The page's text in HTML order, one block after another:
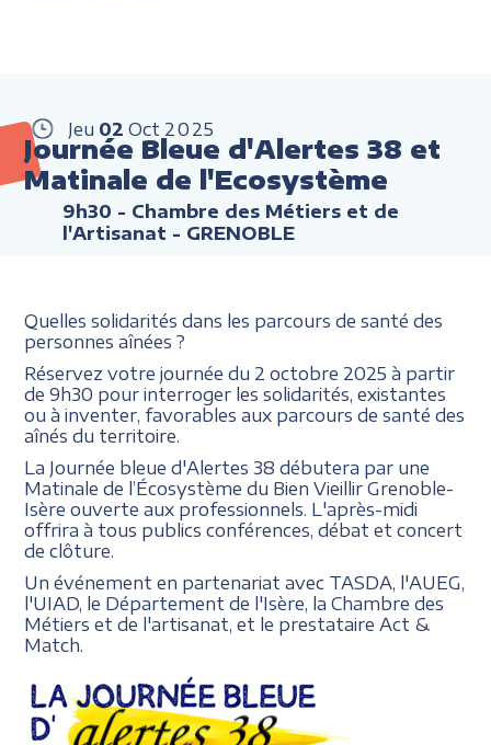
Jeu 02 Oct 2025
Journée Bleue d'Alertes 38 et
Matinale de l'Ecosystème
9h30 - Chambre des Métiers et de
l'Artisanat - GRENOBLE
Quelles solidarités dans les parcours de santé des
personnes aînées ?
Réservez votre journée du 2 octobre 2025 à partir
de 9h30 pour interroger les solidarités, existantes
ou à inventer, favorables aux parcours de santé des
aînés du territoire.
La Journée bleue d'Alertes 38 débutera par une
Matinale de l’Écosystème du Bien Vieillir Grenoble-
Isère ouverte aux professionnels. L'après-midi
offrira à tous publics conférences, débat et concert
de clôture.
Un événement en partenariat avec TASDA, l'AUEG,
l'UIAD, le Département de l'Isère, la Chambre des
Métiers et de l'artisanat, et le prestataire Act &
Match.